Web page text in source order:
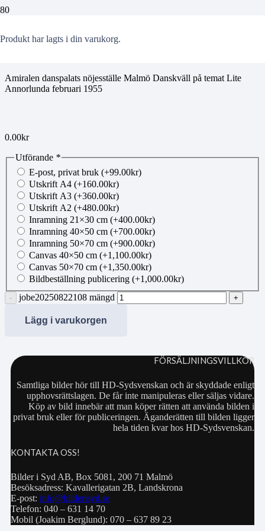
Produkt har lagts i din varukorg.
jobe20250822108
Amiralen danspalats nöjesställe Malmö Danskväll på temat Lite
Annorlunda februari 1955
0.00kr
Utförande *
E-post, privat bruk (+99.00kr)
Utskrift A4 (+160.00kr)
Utskrift A3 (+360.00kr)
Utskrift A2 (+480.00kr)
Inramning 21×30 cm (+400.00kr)
Inramning 40×50 cm (+700.00kr)
Inramning 50×70 cm (+900.00kr)
Canvas 40×50 cm (+1,100.00kr)
Canvas 50×70 cm (+1,350.00kr)
Bildbeställning publicering (+1,000.00kr)
jobe20250822108 mängd
Lägg i varukorgen
FÖRSÄLJNINGSVILLKOR
Samtliga bilder hör till HD-Sydsvenskan och är skyddade enligt
upphovsrättslagen. De får inte manipuleras eller säljas vidare.
Köp av bild innebär att man köper rätten att använda bilden i
privat bruk eller för publiceringen. Äganderätten till bilden ligger
hela tiden kvar hos HD-Sydsvenskan.
KONTAKTA OSS!
Bilder i Syd AB, Box 5081, 200 71 Malmö
Besöksadress: Kavallerigatan 2B, Landskrona
E-post: info@bilderisyd.se
Telefon: 040 – 631 14 70
Mobil (Joakim Berglund): 070 – 637 89 23